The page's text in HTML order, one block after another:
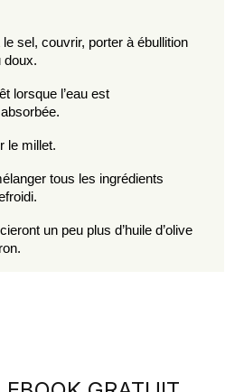
le sel, couvrir, porter à ébullition
doux.
lorsque l’eau est
le millet.
tous les ingrédients
un peu plus d’huile d’olive